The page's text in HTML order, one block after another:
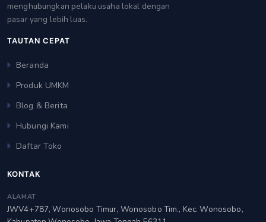
menghubungkan pelaku usaha lokal dengan
pasar yang lebih luas.
TAUTAN CEPAT
Beranda
Produk UMKM
Blog & Berita
Hubungi Kami
Daftar Toko
KONTAK
ALAMAT
JWV4+787, Wonosobo Timur, Wonosobo Tim., Kec. Wonosobo,